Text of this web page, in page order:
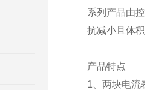
系列产品由
抗减小且体
产品特点
1 、两块电